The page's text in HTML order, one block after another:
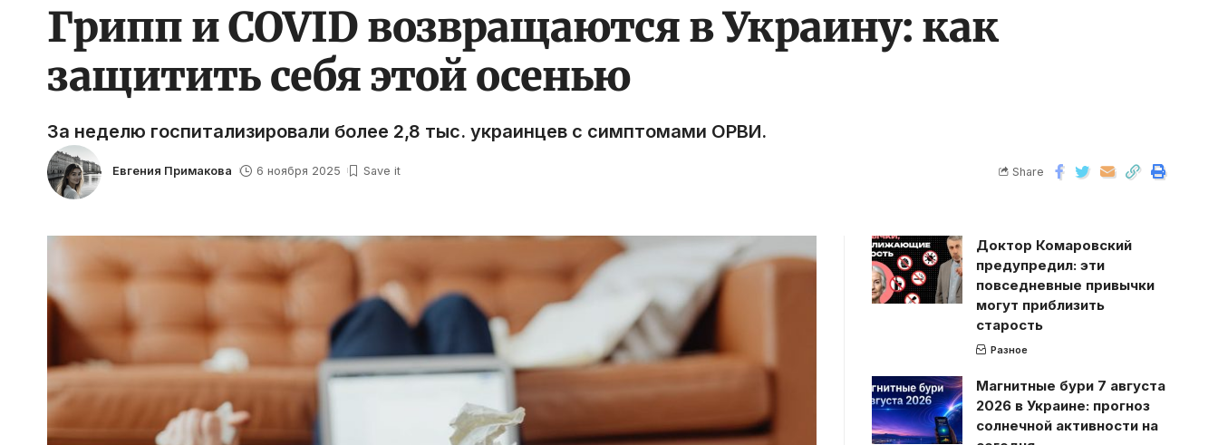
Грипп и COVID возвращаются в Украину: как
защитить себя этой осенью
За неделю госпитализировали более 2,8 тыс. украинцев с симптомами ОРВИ.
Евгения Примакова 6 ноября 2025 Share
Доктор Комаровский
предупредил: эти
повседневные привычки
могут приблизить
старость
Разное
Магнитные бури 7 августа
2026 в Украине: прогноз
солнечной активности на